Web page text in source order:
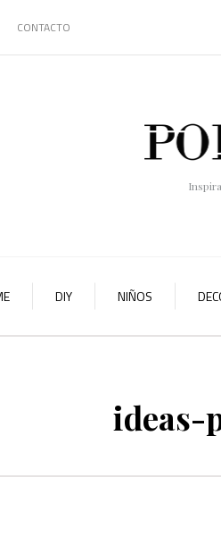
CONTACTO
DIY NIÑOS
ideas-